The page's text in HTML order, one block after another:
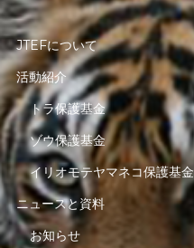
JTEFについて
活動紹介
トラ保護基金
ゾウ保護基金
イリオモテヤマネコ保護基金
ニュースと資料
お知らせ